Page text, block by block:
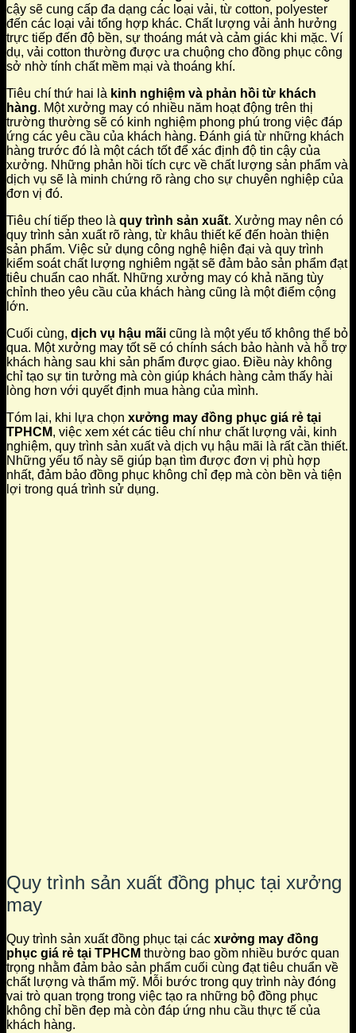
cậy sẽ cung cấp đa dạng các loại vải, từ cotton, polyester
đến các loại vải tổng hợp khác. Chất lượng vải ảnh hưởng
trực tiếp đến độ bền, sự thoáng mát và cảm giác khi mặc. Ví
dụ, vải cotton thường được ưa chuộng cho đồng phục công
sở nhờ tính chất mềm mại và thoáng khí.
Tiêu chí thứ hai là kinh nghiệm và phản hồi từ khách
hàng. Một xưởng may có nhiều năm hoạt động trên thị
trường thường sẽ có kinh nghiệm phong phú trong việc đáp
ứng các yêu cầu của khách hàng. Đánh giá từ những khách
hàng trước đó là một cách tốt để xác định độ tin cậy của
xưởng. Những phản hồi tích cực về chất lượng sản phẩm và
dịch vụ sẽ là minh chứng rõ ràng cho sự chuyên nghiệp của
đơn vị đó.
Tiêu chí tiếp theo là quy trình sản xuất. Xưởng may nên có
quy trình sản xuất rõ ràng, từ khâu thiết kế đến hoàn thiện
sản phẩm. Việc sử dụng công nghệ hiện đại và quy trình
kiểm soát chất lượng nghiêm ngặt sẽ đảm bảo sản phẩm đạt
tiêu chuẩn cao nhất. Những xưởng may có khả năng tùy
chỉnh theo yêu cầu của khách hàng cũng là một điểm cộng
lớn.
Cuối cùng, dịch vụ hậu mãi cũng là một yếu tố không thể bỏ
qua. Một xưởng may tốt sẽ có chính sách bảo hành và hỗ trợ
khách hàng sau khi sản phẩm được giao. Điều này không
chỉ tạo sự tin tưởng mà còn giúp khách hàng cảm thấy hài
lòng hơn với quyết định mua hàng của mình.
Tóm lại, khi lựa chọn xưởng may đồng phục giá rẻ tại
TPHCM, việc xem xét các tiêu chí như chất lượng vải, kinh
nghiệm, quy trình sản xuất và dịch vụ hậu mãi là rất cần thiết.
Những yếu tố này sẽ giúp bạn tìm được đơn vị phù hợp
nhất, đảm bảo đồng phục không chỉ đẹp mà còn bền và tiện
lợi trong quá trình sử dụng.
Quy trình sản xuất đồng phục tại xưởng
may
Quy trình sản xuất đồng phục tại các xưởng may đồng
phục giá rẻ tại TPHCM thường bao gồm nhiều bước quan
trọng nhằm đảm bảo sản phẩm cuối cùng đạt tiêu chuẩn về
chất lượng và thẩm mỹ. Mỗi bước trong quy trình này đóng
vai trò quan trọng trong việc tạo ra những bộ đồng phục
không chỉ bền đẹp mà còn đáp ứng nhu cầu thực tế của
khách hàng.